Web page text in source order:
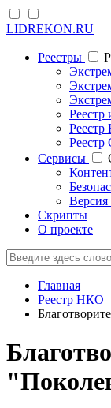
LIDREKON.RU
Реестры
Реестр
Cервисы
Версия
Скрипты
О проекте
Главная
Реестр НКО